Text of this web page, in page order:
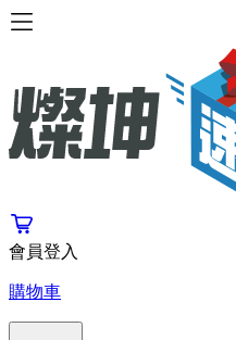
會員登入
購物車